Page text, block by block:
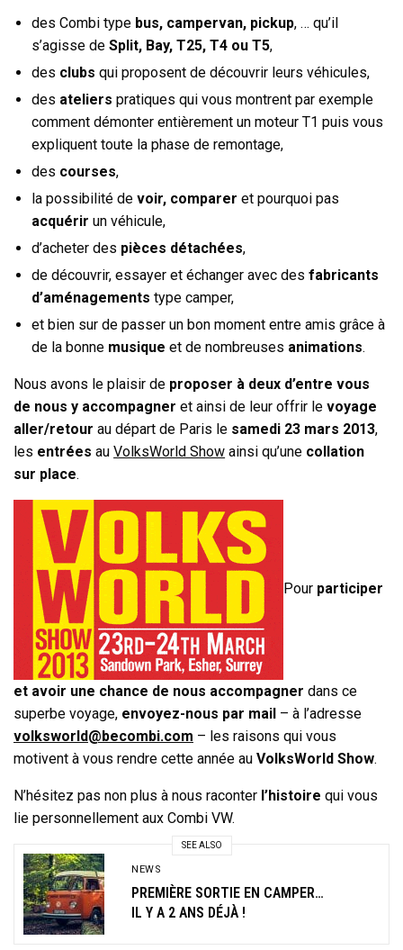
des Combi type bus, campervan, pickup, … qu’il
s’agisse de Split, Bay, T25, T4 ou T5,
des clubs qui proposent de découvrir leurs véhicules,
des ateliers pratiques qui vous montrent par exemple
comment démonter entièrement un moteur T1 puis vous
expliquent toute la phase de remontage,
des courses,
la possibilité de voir, comparer et pourquoi pas
acquérir un véhicule,
d’acheter des pièces détachées,
de découvrir, essayer et échanger avec des fabricants
d’aménagements type camper,
et bien sur de passer un bon moment entre amis grâce à
de la bonne musique et de nombreuses animations.
Nous avons le plaisir de proposer à deux d’entre vous
de nous y accompagner et ainsi de leur offrir levoyage
aller/retour au départ de Paris le samedi 23 mars 2013,
les entrées auVolksWorld Show ainsi qu’une collation
sur place.
Pour participer
et avoir une chance de nous accompagnerdans ce
superbe voyage, envoyez-nous par mail – à l’adresse
volksworld@becombi.com – les raisons qui vous
motivent à vous rendre cette année auVolksWorld Show.
N’hésitez pas non plus à nous raconter l’histoire qui vous
lie personnellement aux Combi VW.
SEE ALSO
NEWS
PREMIÈRE SORTIE EN CAMPER…
IL Y A 2 ANS DÉJÀ !